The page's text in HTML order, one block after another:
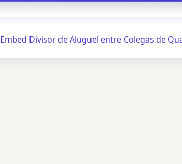
Embed Divisor de Aluguel entre Colegas de